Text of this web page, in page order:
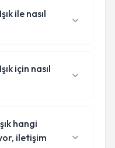
ile nasıl
için nasıl
hangi
iletişim